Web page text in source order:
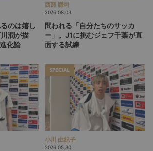
るのは嬉し
潤が描
化論
西部 謙司
2026.08.03
問われる「自分たちのサッカ
ー」。J1に挑むジェフ千葉が直
面する試練
SPECIAL
小川 由紀子
2026.05.30